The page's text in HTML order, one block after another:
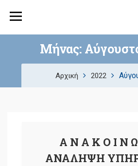
Μήνας:
Αρχική 2022
Α Ν Α Κ Ο Ι Ν
ΑΝΑΛΗΨΗ